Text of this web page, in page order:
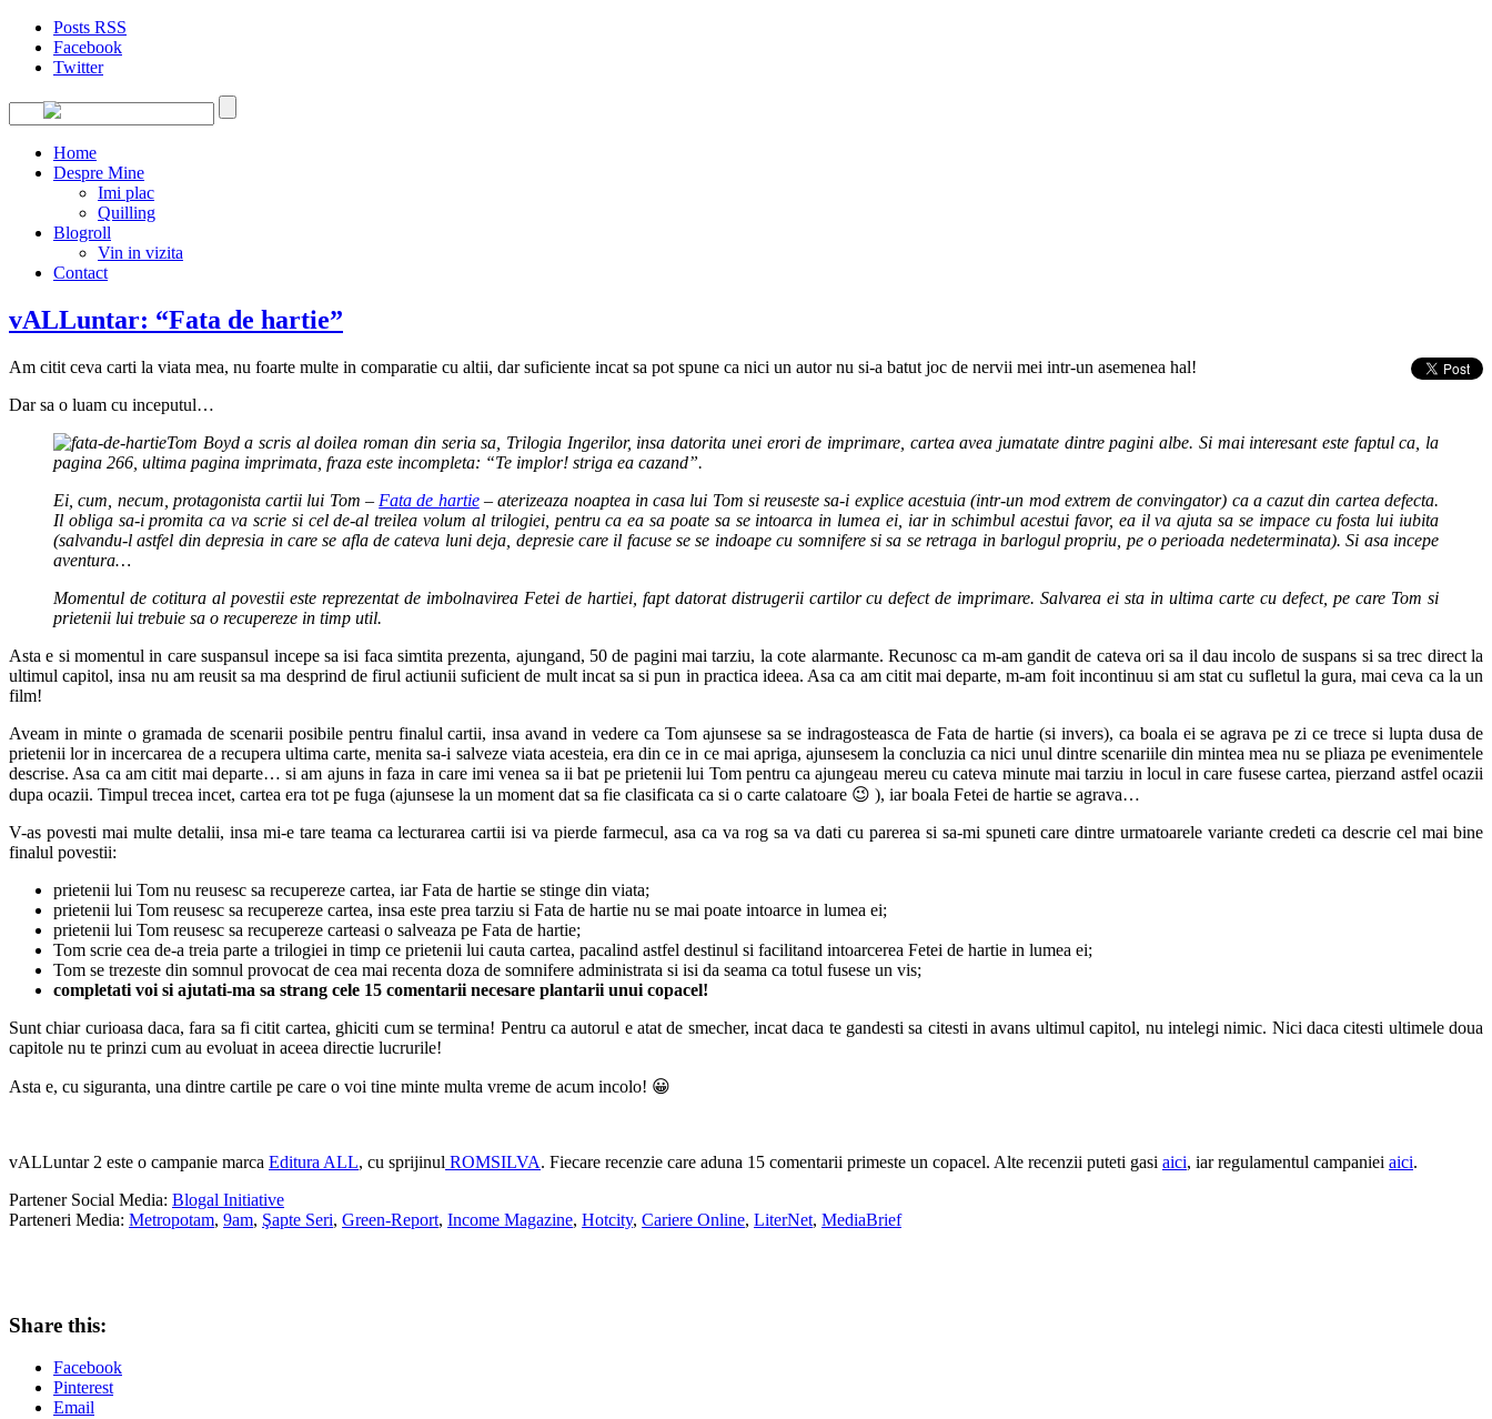
Posts RSS
Facebook
Twitter
Home
Despre Mine
Imi plac
Quilling
Blogroll
Vin in vizita
Contact
vALLuntar: “Fata de hartie”
Am citit ceva carti la viata mea, nu foarte multe in comparatie cu altii, dar suficiente incat sa pot spune ca nici un autor nu si-a batut joc de nervii mei intr-un asemenea hal!
Dar sa o luam cu inceputul…
Tom Boyd a scris al doilea roman din seria sa, Trilogia Ingerilor, insa datorita unei erori de imprimare, cartea avea jumatate dintre pagini albe. Si mai interesant este faptul ca, la
pagina 266, ultima pagina imprimata, fraza este incompleta: “Te implor! striga ea cazand”.
Ei, cum, necum, protagonista cartii lui Tom – Fata de hartie– aterizeaza noaptea in casa lui Tom si reuseste sa-i explice acestuia (intr-un mod extrem de convingator) ca a cazut din cartea defecta.
Il obliga sa-i promita ca va scrie si cel de-al treilea volum al trilogiei, pentru ca ea sa poate sa se intoarca in lumea ei, iar in schimbul acestui favor, ea il va ajuta sa se impace cu fosta lui iubita
(salvandu-l astfel din depresia in care se afla de cateva luni deja, depresie care il facuse se se indoape cu somnifere si sa se retraga in barlogul propriu, pe o perioada nedeterminata). Si asa incepe
aventura…
Momentul de cotitura al povestii este reprezentat de imbolnavirea Fetei de hartiei, fapt datorat distrugerii cartilor cu defect de imprimare. Salvarea ei sta in ultima carte cu defect, pe care Tom si
prietenii lui trebuie sa o recupereze in timp util.
Asta e si momentul in care suspansul incepe sa isi faca simtita prezenta, ajungand, 50 de pagini mai tarziu, la cote alarmante. Recunosc ca m-am gandit de cateva ori sa il dau incolo de suspans si sa trec direct la
ultimul capitol, insa nu am reusit sa ma desprind de firul actiunii suficient de mult incat sa si pun in practica ideea. Asa ca am citit mai departe, m-am foit incontinuu si am stat cu sufletul la gura, mai ceva ca la un
film!
Aveam in minte o gramada de scenarii posibile pentru finalul cartii, insa avand in vedere ca Tom ajunsese sa se indragosteasca de Fata de hartie (si invers), ca boala ei se agrava pe zi ce trece si lupta dusa de
prietenii lor in incercarea de a recupera ultima carte, menita sa-i salveze viata acesteia, era din ce in ce mai apriga, ajunsesem la concluzia ca nici unul dintre scenariile din mintea mea nu se pliaza pe evenimentele
descrise. Asa ca am citit mai departe… si am ajuns in faza in care imi venea sa ii bat pe prietenii lui Tom pentru ca ajungeau mereu cu cateva minute mai tarziu in locul in care fusese cartea, pierzand astfel ocazii
dupa ocazii. Timpul trecea incet, cartea era tot pe fuga (ajunsese la un moment dat sa fie clasificata ca si o carte calatoare 😉 ), iar boala Fetei de hartie se agrava…
V-as povesti mai multe detalii, insa mi-e tare teama ca lecturarea cartii isi va pierde farmecul, asa ca va rog sa va dati cu parerea si sa-mi spuneti care dintre urmatoarele variante credeti ca descrie cel mai bine
finalul povestii:
prietenii lui Tom nu reusesc sa recupereze cartea, iar Fata de hartie se stinge din viata;
prietenii lui Tom reusesc sa recupereze cartea, insa este prea tarziu si Fata de hartie nu se mai poate intoarce in lumea ei;
prietenii lui Tom reusesc sa recupereze carteasi o salveaza pe Fata de hartie;
Tom scrie cea de-a treia parte a trilogiei in timp ce prietenii lui cauta cartea, pacalind astfel destinul si facilitand intoarcerea Fetei de hartie in lumea ei;
Tom se trezeste din somnul provocat de cea mai recenta doza de somnifere administrata si isi da seama ca totul fusese un vis;
completati voi si ajutati-ma sa strang cele 15 comentarii necesare plantarii unui copacel!
Sunt chiar curioasa daca, fara sa fi citit cartea, ghiciti cum se termina! Pentru ca autorul e atat de smecher, incat daca te gandesti sa citesti in avans ultimul capitol, nu intelegi nimic. Nici daca citesti ultimele doua
capitole nu te prinzi cum au evoluat in aceea directie lucrurile!
Asta e, cu siguranta, una dintre cartile pe care o voi tine minte multa vreme de acum incolo! 😀
vALLuntar 2 este o campanie marca Editura ALL, cu sprijinul ROMSILVA. Fiecare recenzie care aduna 15 comentarii primeste un copacel. Alte recenzii puteti gasi aici, iar regulamentul campaniei aici.
Partener Social Media: Blogal Initiative
Parteneri Media: Metropotam, 9am, Şapte Seri, Green-Report, Income Magazine, Hotcity, Cariere Online, LiterNet, MediaBrief
Share this:
Facebook
Pinterest
Email